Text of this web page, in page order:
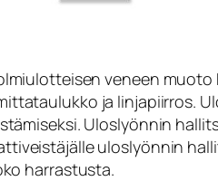
veneen
ja linjapiirros.
Uloslyönnin
uloslyönnin
harrastusta.